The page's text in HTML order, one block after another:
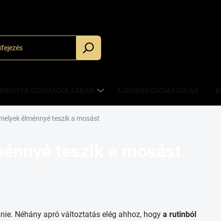
_
élménnyé teszik a mosást
Néhány apró változtatás elég ahhoz, hogy a rutinból